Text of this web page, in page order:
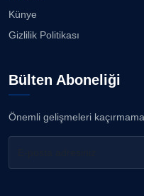
Künye
Gizlilik Politikası
Bülten Aboneliği
Önemli gelişmeleri